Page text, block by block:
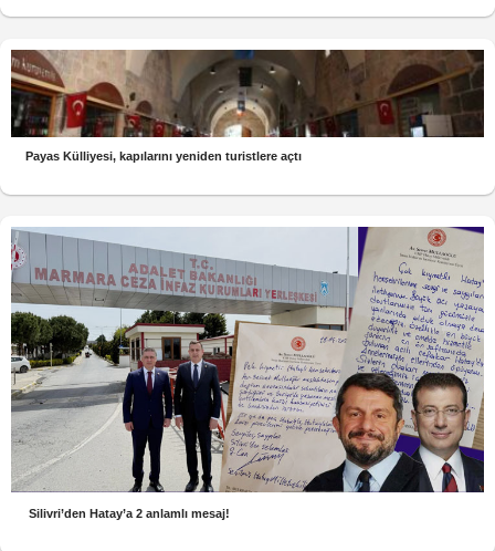
Payas Külliyesi, kapılarını yeniden turistlere açtı
Silivri’den Hatay’a 2 anlamlı mesaj!